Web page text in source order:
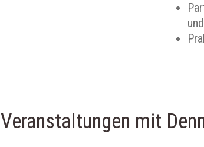
Veranstaltungen mit